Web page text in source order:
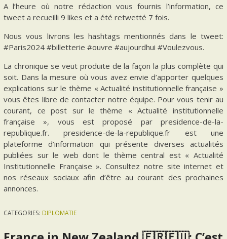
A l’heure où notre rédaction vous fournis l’information, ce
tweet a recueilli 9 likes et a été retwetté 7 fois.
Nous vous livrons les hashtags mentionnés dans le tweet:
#Paris2024 #billetterie #ouvre #aujourdhui #Voulezvous.
La chronique se veut produite de la façon la plus complète qui
soit. Dans la mesure où vous avez envie d’apporter quelques
explications sur le thème « Actualité institutionnelle française »
vous êtes libre de contacter notre équipe. Pour vous tenir au
courant, ce post sur le thème « Actualité institutionnelle
française », vous est proposé par presidence-de-la-
republique.fr. presidence-de-la-republique.fr est une
plateforme d’information qui présente diverses actualités
publiées sur le web dont le thème central est « Actualité
Institutionnelle Française ». Consultez notre site internet et
nos réseaux sociaux afin d’être au courant des prochaines
annonces.
CATEGORIES: DIPLOMATIE